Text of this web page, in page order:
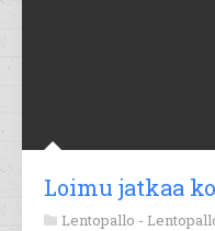
Loimu jatkaa
Lentopallo -